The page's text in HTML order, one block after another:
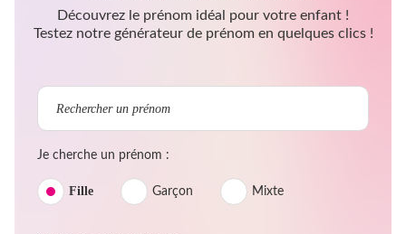
Découvrez le prénom idéal pour votre enfant !
Testez notre générateur de prénom en quelques clics !
Je cherche un prénom :
Fille Garçon Mixte